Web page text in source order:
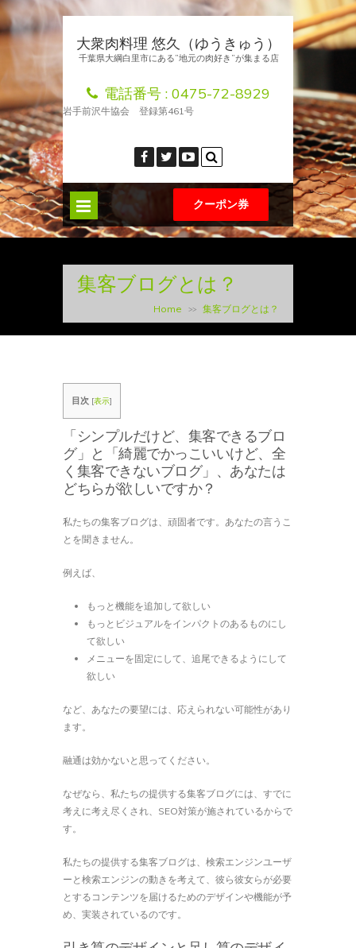
大衆肉料理 悠久（ゆうきゅう）
千葉県大綱白里市にある”地元の肉好き”が集まる店
電話番号 : 0475-72-8929
岩手前沢牛協会 登録第461号
クーポン券
集客ブログとは？
Home >> 集客ブログとは？
目次 [表示]
「シンプルだけど、集客できるブロ
グ」と「綺麗でかっこいいけど、全
く集客できないブログ」、あなたは
どちらが欲しいですか？
私たちの集客ブログは、頑固者です。あなたの言うこ
とを聞きません。
例えば、
もっと機能を追加して欲しい
もっとビジュアルをインパクトのあるものにし
て欲しい
メニューを固定にして、追尾できるようにして
欲しい
など、あなたの要望には、応えられない可能性があり
ます。
融通は効かないと思ってください。
なぜなら、私たちの提供する集客ブログには、すでに
考えに考え尽くされ、SEO対策が施されているからで
す。
私たちの提供する集客ブログは、検索エンジンユーザ
ーと検索エンジンの動きを考えて、彼ら彼女らが必要
とするコンテンツを届けるためのデザインや機能が予
め、実装されているのです。